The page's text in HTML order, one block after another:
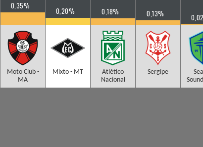
0,35%
Moto Club -
MA
0,20%
Mixto - MT
0,18%
Atlético
Nacional
0,13%
Sergipe